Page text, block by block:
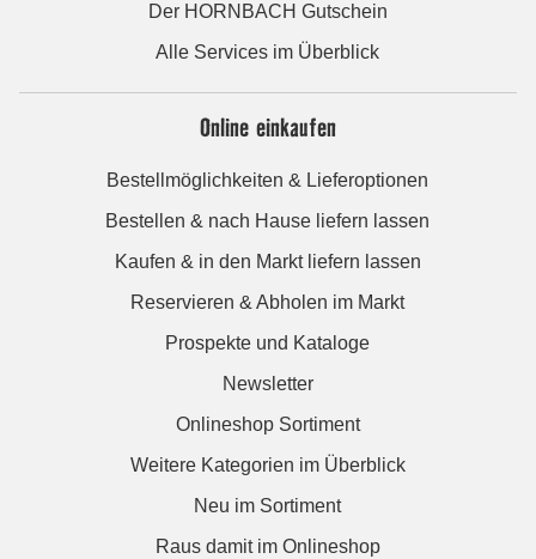
Der HORNBACH Gutschein
Alle Services im Überblick
Online einkaufen
Bestellmöglichkeiten & Lieferoptionen
Bestellen & nach Hause liefern lassen
Kaufen & in den Markt liefern lassen
Reservieren & Abholen im Markt
Prospekte und Kataloge
Newsletter
Onlineshop Sortiment
Weitere Kategorien im Überblick
Neu im Sortiment
Raus damit im Onlineshop